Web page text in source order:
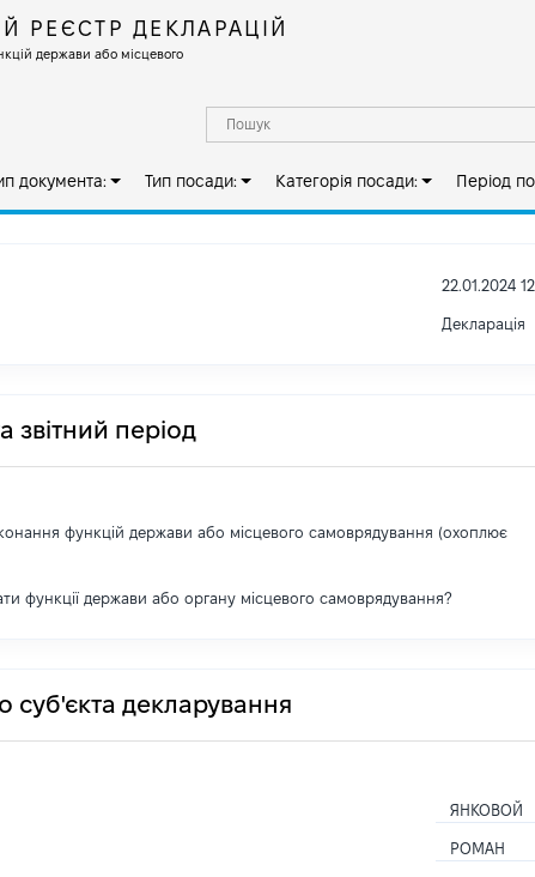
РЕЄСТР ДЕКЛАРАЦІЙ
держави або місцевого
документа: Тип посади: Категорія посади: Період
22.01.2024
Декларація
звітний період
функцій держави або місцевого самоврядування (охоплює
функції держави або органу місцевого самоврядування?
суб'єкта декларування
ЯНКОВОЙ
РОМАН